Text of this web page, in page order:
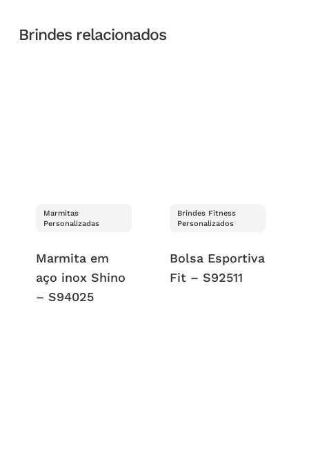
Brindes relacionados
Marmitas
Personalizadas
Marmita em
aço inox Shino
– S94025
Brindes Fitness
Personalizados
Bolsa Esportiva
Fit – S92511